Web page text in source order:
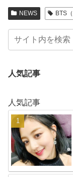
NEWS BTS
人気記事
人気記事